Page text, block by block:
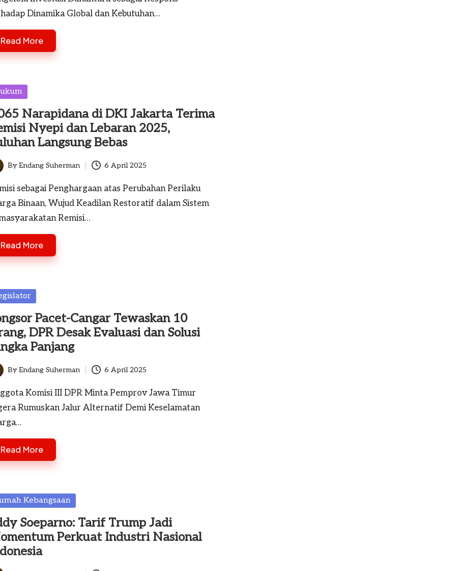
Dinamika Global dan Kebutuhan…
Read More
Narapidana di DKI Jakarta Terima
Nyepi dan Lebaran 2025,
Langsung Bebas
ByEndang Suherman 6 April 2025
sebagai Penghargaan atas Perubahan Perilaku
Binaan, Wujud Keadilan Restoratif dalam Sistem
Remisi…
Read More
Pacet-Cangar Tewaskan 10
DPR Desak Evaluasi dan Solusi
Panjang
ByEndang Suherman 6 April 2025
Komisi III DPR Minta Pemprov Jawa Timur
Rumuskan Jalur Alternatif Demi Keselamatan
Read More
Kebangsaan
Soeparno: Tarif Trump Jadi
Perkuat Industri Nasional